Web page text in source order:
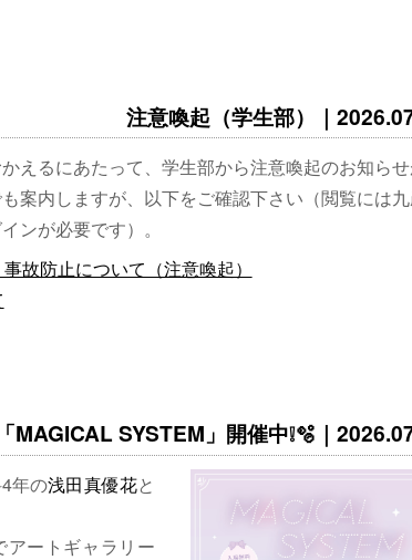
注意喚起（学生部）｜
えるにあたって、学生部から注意喚起のお知ら
案内しますが、以下をご確認下さい（閲覧には
ンが必要です）。
故防止について（注意喚起）
MAGICAL SYSTEM」開催中❕🫧｜
年の浅田真優花と
アートギャラリー